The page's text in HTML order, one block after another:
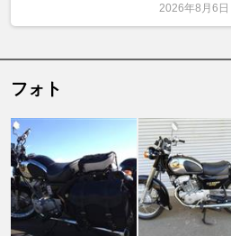
2026年8月6日
フォト